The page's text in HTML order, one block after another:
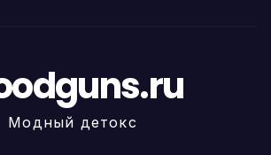
Модный детокс